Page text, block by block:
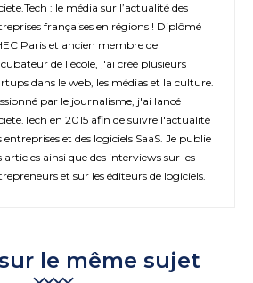
: le média sur l’actualité des
françaises en régions ! Diplômé
Paris et ancien membre de
de l'école, j'ai créé plusieurs
dans le web, les médias et la culture.
par le journalisme, j'ai lancé
en 2015 afin de suivre l'actualité
entreprises et des logiciels SaaS. Je publie
articles ainsi que des interviews sur les
et sur les éditeurs de logiciels.
le même sujet